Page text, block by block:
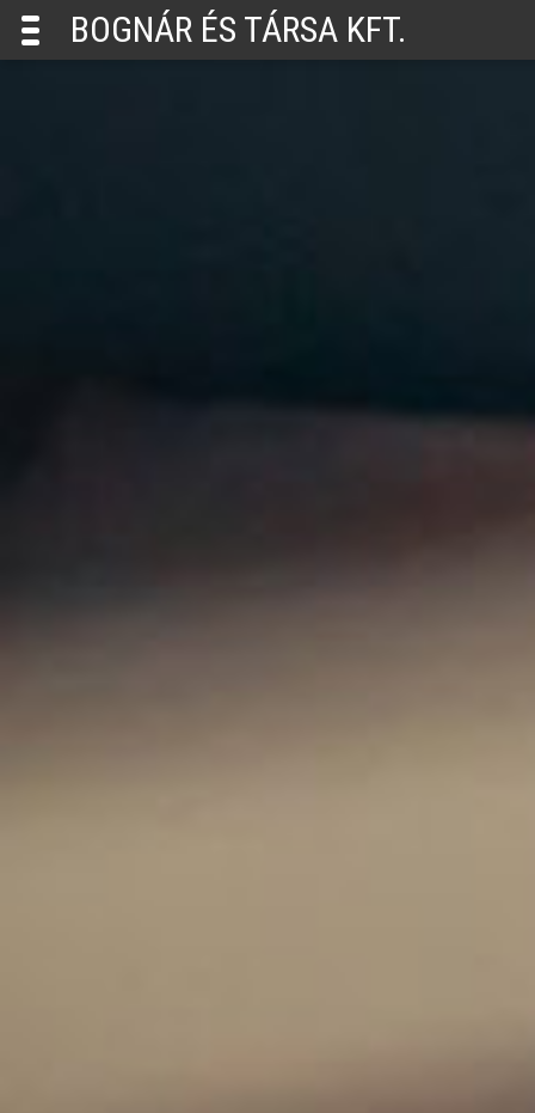
BOGNÁR ÉS TÁRSA KFT.